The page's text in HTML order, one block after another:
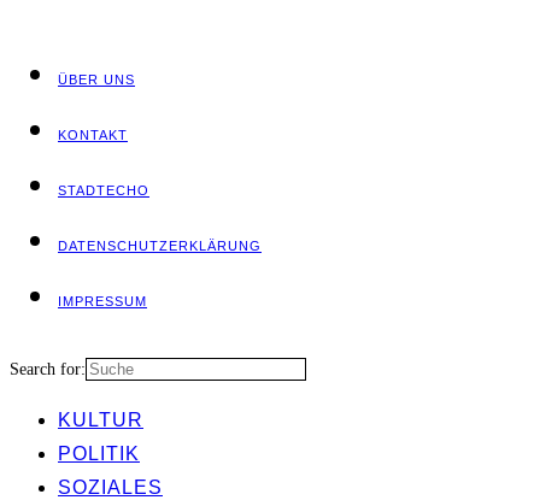
ÜBER UNS
KON­TAKT
STADT­ECHO
DATEN­SCHUTZ­ER­KLÄ­RUNG
IMPRES­SUM
Search for:
KUL­TUR
POLI­TIK
SOZIA­LES